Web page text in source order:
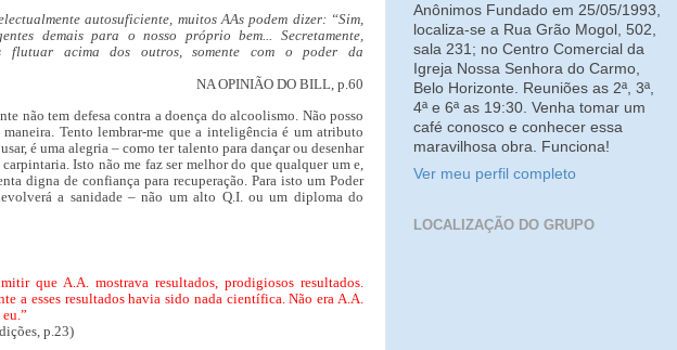
autosuficiente, muitos AAs podem dizer: “Sim,
demais para o nosso próprio bem... Secretamente,
flutuar acima dos outros, somente com o poder da
NA OPINIÃO DO BILL, p.60
não tem defesa contra a doença do alcoolismo. Não posso
Tento lembrar-me que a inteligência é um atributo
é uma alegria – como ter talento para dançar ou desenhar
Isto não me faz ser melhor do que qualquer um e,
digna de confiança para recuperação. Para isto um Poder
a sanidade – não um alto Q.I. ou um diploma do
que A.A. mostrava resultados, prodigiosos resultados.
a esses resultados havia sido nada científica. Não era A.A.
p.23)
Anônimos Fundado em 25/05/1993,
localiza-se a Rua Grão Mogol, 502,
sala 231; no Centro Comercial da
Igreja Nossa Senhora do Carmo,
Belo Horizonte. Reuniões as 2ª, 3ª,
4ª e 6ª as 19:30. Venha tomar um
café conosco e conhecer essa
maravilhosa obra. Funciona!
Ver meu perfil completo
LOCALIZAÇÃO DO GRUPO